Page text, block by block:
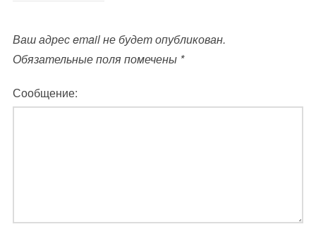
Ваш адрес email не будет опубликован.
Обязательные поля помечены *
Сообщение: